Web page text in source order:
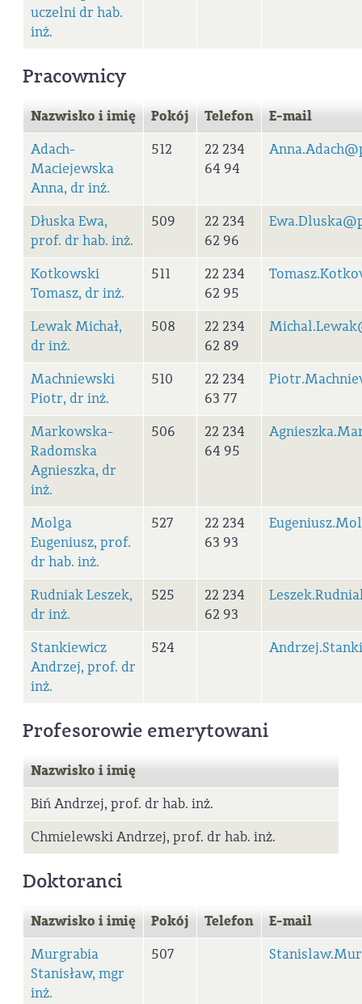
uczelni dr hab.
inż.
Pracownicy
Nazwisko i imię Pokój Telefon
E-mail
Adach-
Maciejewska
Anna, dr inż.
512
22 234
64 94
Dłuska Ewa,
prof. dr hab. inż.
509
22 234
62 96
Kotkowski
Tomasz, dr inż.
511
22 234
62 95
Lewak Michał,
dr inż.
508
22 234
62 89
Machniewski
Piotr, dr inż.
510
22 234
63 77
Markowska-
Radomska
Agnieszka, dr
inż.
506
22 234
64 95
Molga
Eugeniusz, prof.
dr hab. inż.
527
22 234
63 93
Rudniak Leszek,
dr inż.
525
22 234
62 93
Stankiewicz
Andrzej, prof. dr
inż.
524
Profesorowie emerytowani
Nazwisko i imię
Biń Andrzej, prof. dr hab. inż.
Chmielewski Andrzej, prof. dr hab. inż.
Doktoranci
Nazwisko i imię Pokój Telefon
E-mail
Murgrabia
Stanisław, mgr
inż.
507